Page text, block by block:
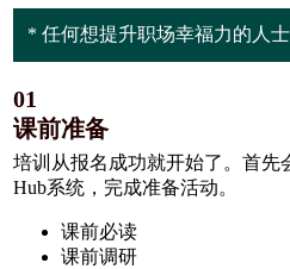
* 任何想提升职场幸福力的人士
01
课前准备
培训从报名成功就开始了。首先
Hub系统，完成准备活动。
课前必读
课前调研